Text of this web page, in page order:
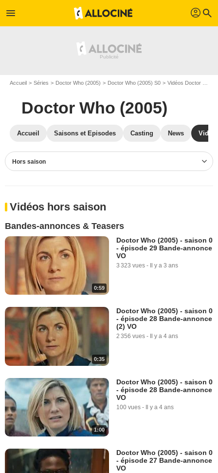
menu profil search
Accueil Séries Doctor Who (2005) Doctor Who (2005) S0 Vidéos Doctor Who (2005)
Doctor Who (2005)
Accueil Saisons et Episodes Casting News
Hors saison
Vidéos hors saison
Bandes-annonces & Teasers
0:59
Doctor Who (2005) - saison 0
- épisode 29 Bande-annonce
VO
3 323 vues - Il y a 3 ans
0:35
Doctor Who (2005) - saison 0
- épisode 28 Bande-annonce
(2) VO
2 356 vues - Il y a 4 ans
1:00
Doctor Who (2005) - saison 0
- épisode 28 Bande-annonce
VO
100 vues - Il y a 4 ans
Doctor Who (2005) - saison 0
- épisode 27 Bande-annonce
VO